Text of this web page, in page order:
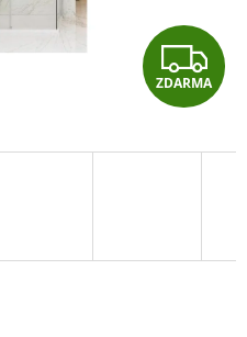
Z
D
A
ZDARMA